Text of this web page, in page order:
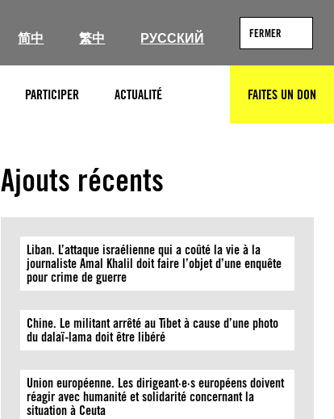
简中 繁中 РУССКИЙ FERMER
PARTICIPER ACTUALITÉ RECHERCHERFAITES UN DON
Ajouts récents
Liban. L’attaque israélienne qui a coûté la vie à la
journaliste Amal Khalil doit faire l’objet d’une enquête
pour crime de guerre
Chine. Le militant arrêté au Tibet à cause d’une photo
du dalaï-lama doit être libéré
Union européenne. Les dirigeant·e·s européens doivent
réagir avec humanité et solidarité concernant la
situation à Ceuta